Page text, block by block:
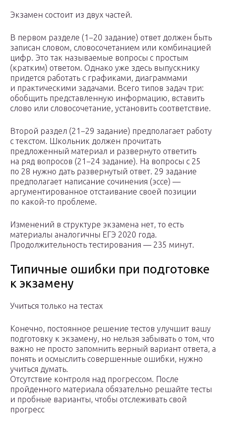
Экзамен состоит из двух частей.
В первом разделе (1−20 задание) ответ должен быть
записан словом, словосочетанием или комбинацией
цифр. Это так называемые вопросы с простым
(кратким) ответом. Однако уже здесь выпускнику
придется работать с графиками, диаграммами
и практическими задачами. Всего типов задач три:
обобщить представленную информацию, вставить
слово или словосочетание, установить соответствие.
Второй раздел (21−29 задание) предполагает работу
с текстом. Школьник должен прочитать
предложенный материал и развернуто ответить
на ряд вопросов (21−24 задание). На вопросы с 25
по 28 нужно дать развернутый ответ. 29 задание
предполагает написание сочинения (эссе) —
аргументированное отстаивание своей позиции
по какой-то проблеме.
Изменений в структуре экзамена нет, то есть
материалы аналогичны ЕГЭ 2020 года.
Продолжительность тестирования — 235 минут.
Типичные ошибки при подготовке
к экзамену
Учиться только на тестах
Конечно, постоянное решение тестов улучшит вашу
подготовку к экзамену, но нельзя забывать о том, что
важно не просто запомнить верный вариант ответа, а
понять и осмыслить совершенные ошибки, нужно
учиться думать.
Отсутствие контроля над прогрессом. После
пройденного материала обязательно решайте тесты
и пробные варианты, чтобы отслеживать свой
прогресс